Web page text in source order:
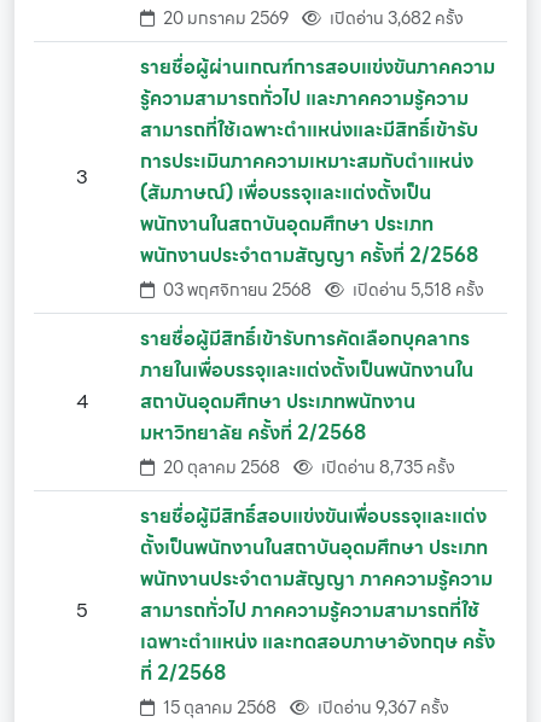
20 มกราคม 2569 เปิดอ่าน 3,682 ครั้ง
3
รายชื่อผู้ผ่านเกณฑ์การสอบแข่งขันภาคความ
รู้ความสามารถทั่วไป และภาคความรู้ความ
สามารถที่ใช้เฉพาะตำแหน่งและมีสิทธิ์เข้ารับ
การประเมินภาคความเหมาะสมกับตำแหน่ง
(สัมภาษณ์) เพื่อบรรจุและแต่งตั้งเป็น
พนักงานในสถาบันอุดมศึกษา ประเภท
พนักงานประจำตามสัญญา ครั้งที่ 2/2568
03 พฤศจิกายน 2568 เปิดอ่าน 5,518 ครั้ง
4
รายชื่อผู้มีสิทธิ์เข้ารับการคัดเลือกบุคลากร
ภายในเพื่อบรรจุและแต่งตั้งเป็นพนักงานใน
สถาบันอุดมศึกษา ประเภทพนักงาน
มหาวิทยาลัย ครั้งที่ 2/2568
20 ตุลาคม 2568 เปิดอ่าน 8,735 ครั้ง
5
รายชื่อผู้มีสิทธิ์สอบแข่งขันเพื่อบรรจุและแต่ง
ตั้งเป็นพนักงานในสถาบันอุดมศึกษา ประเภท
พนักงานประจำตามสัญญา ภาคความรู้ความ
สามารถทั่วไป ภาคความรู้ความสามารถที่ใช้
เฉพาะตำแหน่ง และทดสอบภาษาอังกฤษ ครั้ง
ที่ 2/2568
15 ตุลาคม 2568 เปิดอ่าน 9,367 ครั้ง